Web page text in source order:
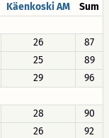
Käenkoski AM
Sum
26
87
25
89
29
96
28
90
26
92